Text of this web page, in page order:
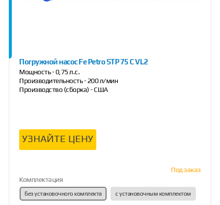
Погружной насос Fe Petro STP 75 C VL2
Мощность - 0,75 л.с.
Производительность - 200 л/мин
Производство (сборка) - США
УЗНАЙТЕ ЦЕНУ
Под заказ
Комплектация
без установочного комплекта с установочным комплектом